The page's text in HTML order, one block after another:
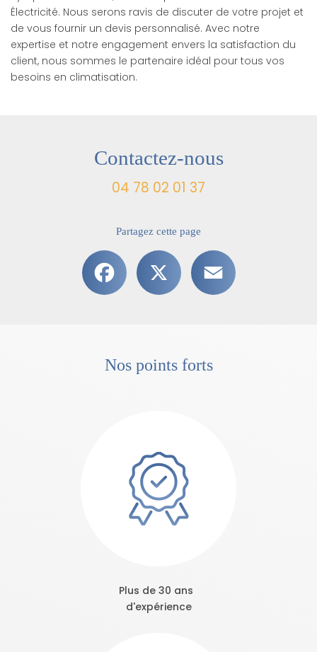
Électricité. Nous serons ravis de discuter de votre projet et
de vous fournir un devis personnalisé. Avec notre
expertise et notre engagement envers la satisfaction du
client, nous sommes le partenaire idéal pour tous vos
besoins en climatisation.
Contactez-nous
04 78 02 01 37
Partagez cette page
Facebook
Nos points forts
Plus de 30 ans
d'expérience